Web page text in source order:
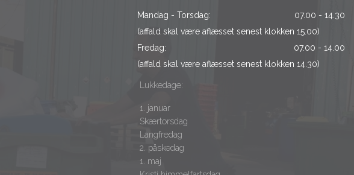
Mandag - Torsdag:
07.00 - 14.30
(affald skal være aflæsset senest klokken 15.00)
Fredag:
07.00 - 14.00
(affald skal være aflæsset senest klokken 14.30)
Lukkedage:
1. januar
Skærtorsdag
Langfredag
2. påskedag
1. maj